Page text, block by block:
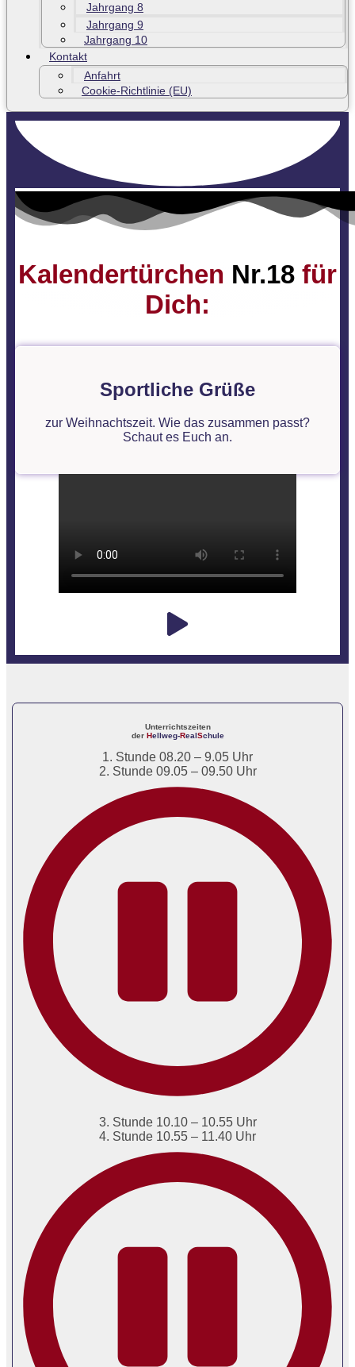
Jahrgang 8
Jahrgang 9
Jahrgang 10
Kontakt
Anfahrt
Cookie-Richtlinie (EU)
Kalendertürchen Nr.18 für
Dich:
Sportliche Grüße
zur Weihnachtszeit. Wie das zusammen passt?
Schaut es Euch an.
Unterrichtszeiten
der Hellweg-RealSchule
1. Stunde 08.20 – 9.05 Uhr
2. Stunde 09.05 – 09.50 Uhr
3. Stunde 10.10 – 10.55 Uhr
4. Stunde 10.55 – 11.40 Uhr